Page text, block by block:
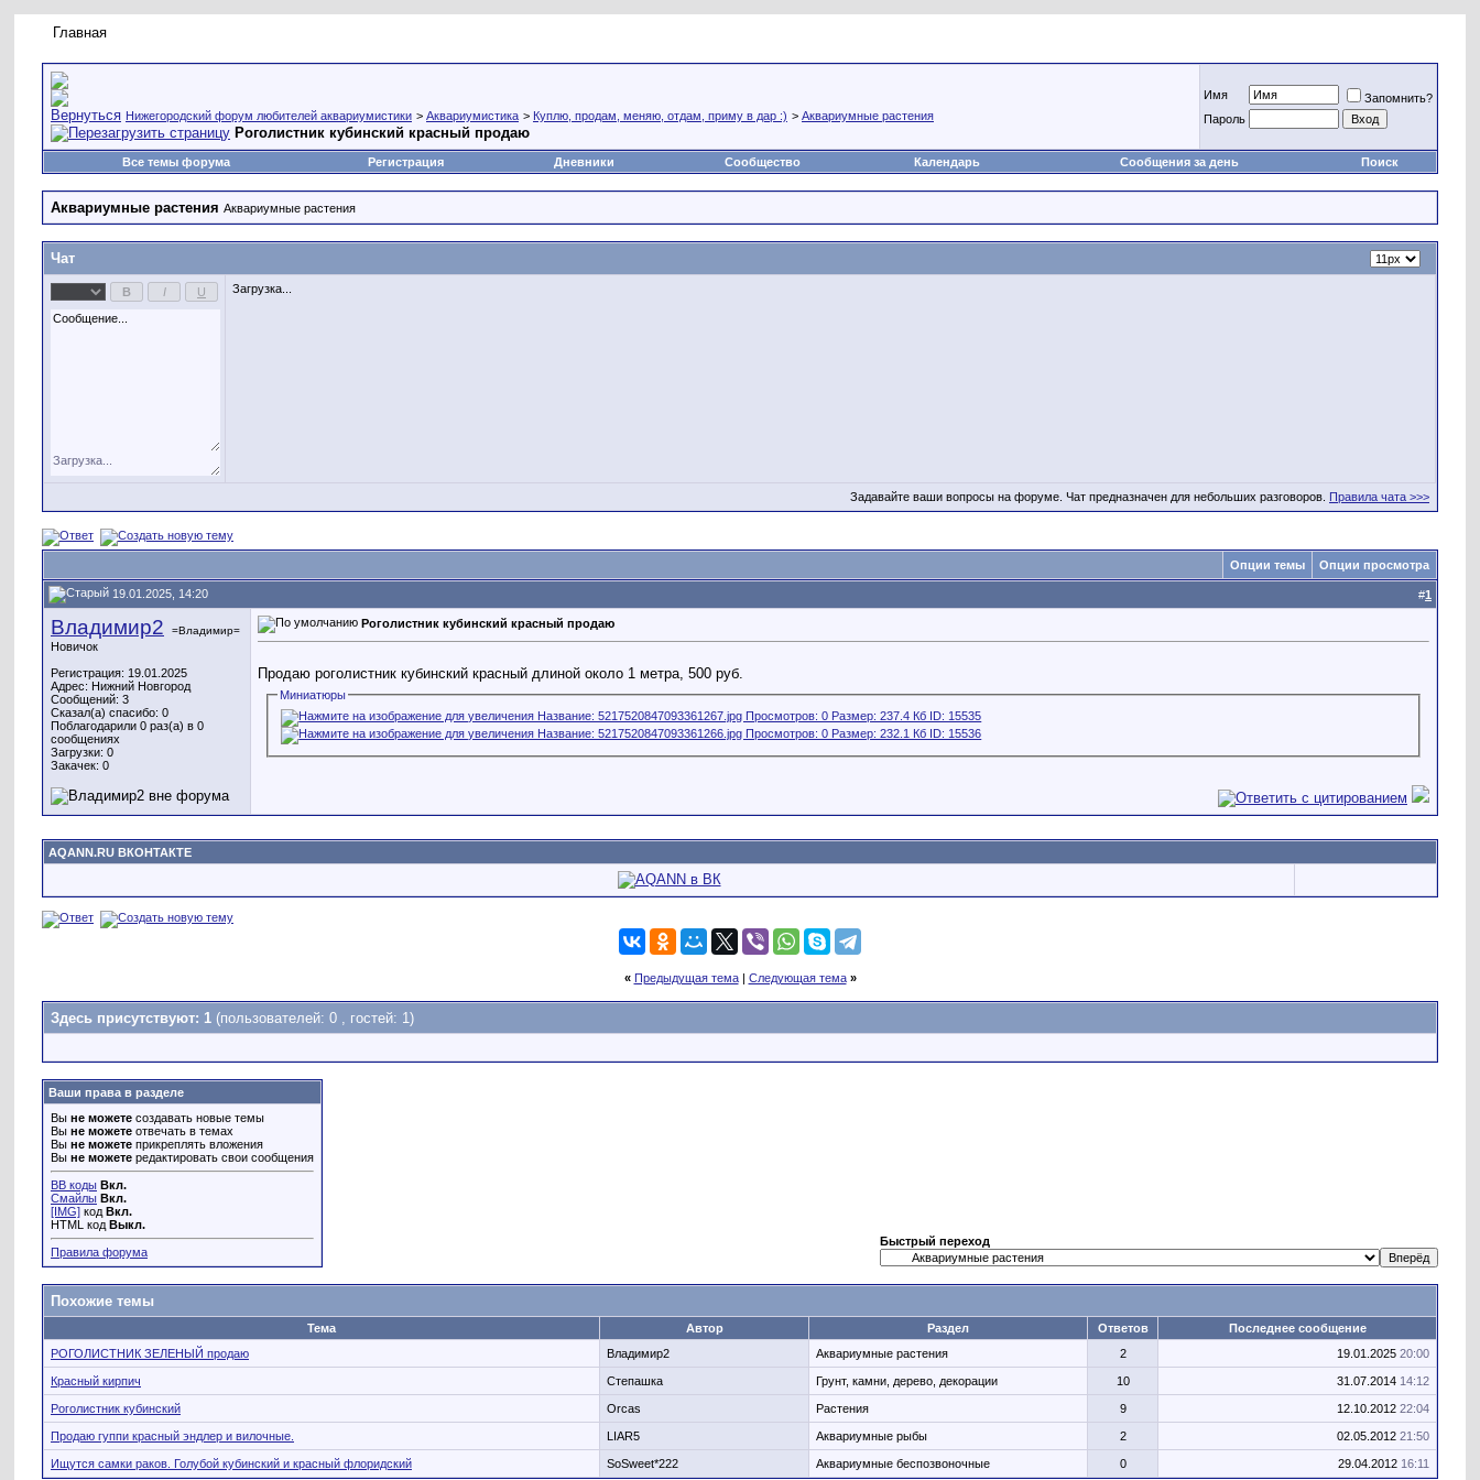
Главная
Нижегородский форум любителей аквариумистики > Аквариумистика > Куплю, продам, меняю, отдам, приму в дар :) > Аквариумные растения
Роголистник кубинский красный продаю
Имя
Запомнить?
Пароль
Все темы форума Регистрация Дневники Сообщество Календарь Сообщения за день Поиск
Аквариумные растения Аквариумные растения
Чат
Загрузка...
Задавайте ваши вопросы на форуме. Чат предназначен для небольших разговоров. Правила чата >>>
Опции темы Опции просмотра
19.01.2025, 14:20 #1
Владимир2 =Владимир=
Новичок
Регистрация: 19.01.2025
Адрес: Нижний Новгород
Сообщений: 3
Сказал(а) спасибо: 0
Поблагодарили 0 раз(а) в 0
сообщениях
Загрузки: 0
Закачек: 0
Роголистник кубинский красный продаю
Продаю роголистник кубинский красный длиной около 1 метра, 500 руб.
Миниатюры
AQANN.RU ВКОНТАКТЕ
« Предыдущая тема| Следующая тема »
Здесь присутствуют: 1 (пользователей: 0 , гостей: 1)
Ваши права в разделе
Вы не можете создавать новые темы
Вы не можете отвечать в темах
Вы не можете прикреплять вложения
Вы не можете редактировать свои сообщения
BB коды Вкл.
Смайлы Вкл.
[IMG] код Вкл.
HTML код Выкл.
Правила форума
Быстрый переход
Похожие темы
Тема Автор Раздел Ответов
Последнее сообщение
РОГОЛИСТНИК ЗЕЛЕНЫЙ продаю
Владимир2 Аквариумные растения 2 19.01.2025 20:00
Красный кирпич Степашка Грунт, камни, дерево, декорации 10 31.07.2014 14:12
Роголистник кубинский Orcas Растения 9 12.10.2012 22:04
Продаю гуппи красный эндлер и вилочные. LIAR5 Аквариумные рыбы 2 02.05.2012 21:50
Ищутся самки раков. Голубой кубинский и красный флоридский SoSweet*222 Аквариумные беспозвоночные 0 29.04.2012 16:11